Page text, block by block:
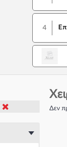
4
Δεν